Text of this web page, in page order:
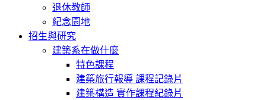
退休教師
紀念園地
招生與研究
建築系在做什麼
特色課程
建築旅行報導 課程記錄片
建築構造 實作課程紀錄片